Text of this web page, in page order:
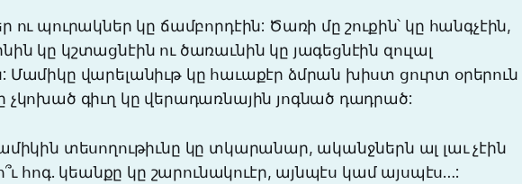
ու պուրակներ կը ճամբորդէին: Ծառի մը շուքին՝ կը հանգչէին,
կը կշտացնէին ու ծառաւնին կը յագեցնէին զուլալ
Մամիկը վարելանիւթ կը հաւաքէր ձմրան խիստ ցուրտ օրերուն
չկոխած գիւղ կը վերադառնային յոգնած դադրած:
տեսողութիւնը կը տկարանար, ականջներն ալ լաւ չէին
հոգ. կեանքը կը շարունակուէր, այնպէս կամ այսպէս…: